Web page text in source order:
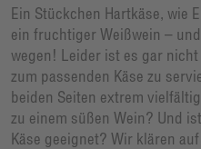
Ein Stückchen Hartkäse, wie
ein fruchtiger Weißwein –
wegen! Leider ist es gar
zum passenden Käse zu
beiden Seiten extrem
zu einem süßen Wein? Und
Käse geeignet? Wir klären